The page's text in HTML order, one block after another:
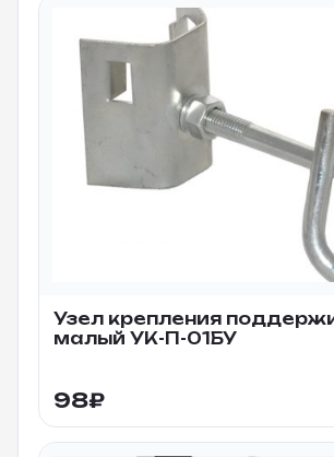
Узел крепления
малый УК-П-01БУ
98₽